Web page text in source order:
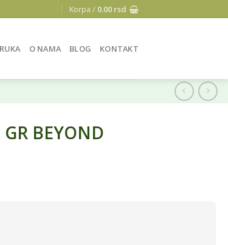
Korpa / 0.00 rsd
O NAMA BLOG KONTAKT
GR BEYOND